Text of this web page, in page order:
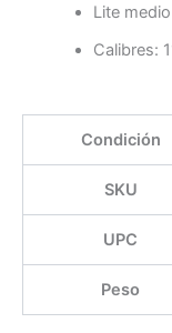
Lite medio
Calibres:
Condición
SKU
UPC
Peso